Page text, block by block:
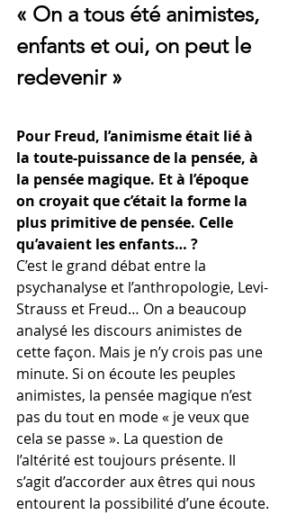
« On a tous été animistes,
enfants et oui, on peut le
redevenir »
Pour Freud, l’animisme était lié à
la toute-puissance de la pensée, à
la pensée magique. Et à l’époque
on croyait que c’était la forme la
plus primitive de pensée. Celle
qu’avaient les enfants… ?
C’est le grand débat entre la
psychanalyse et l’anthropologie, Levi-
Strauss et Freud… On a beaucoup
analysé les discours animistes de
cette façon. Mais je n’y crois pas une
minute. Si on écoute les peuples
animistes, la pensée magique n’est
pas du tout en mode « je veux que
cela se passe ». La question de
l’altérité est toujours présente. Il
s’agit d’accorder aux êtres qui nous
entourent la possibilité d’une écoute.